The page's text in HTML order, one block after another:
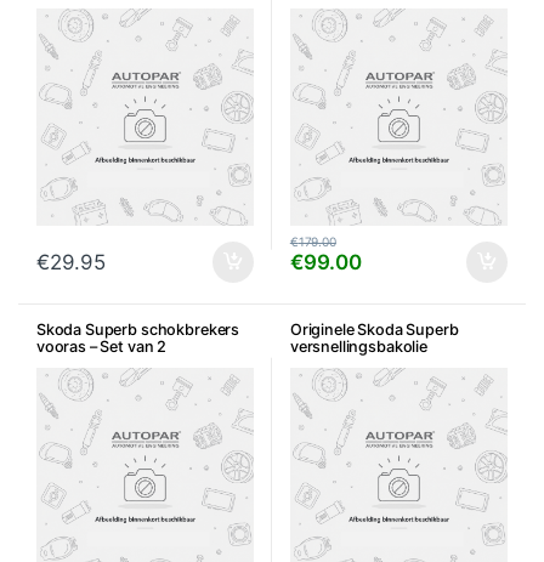
€29.95 €99.00
€179.00
Skoda Superb schokbrekers
vooras – Set van 2
Originele Skoda Superb
versnellingsbakolie